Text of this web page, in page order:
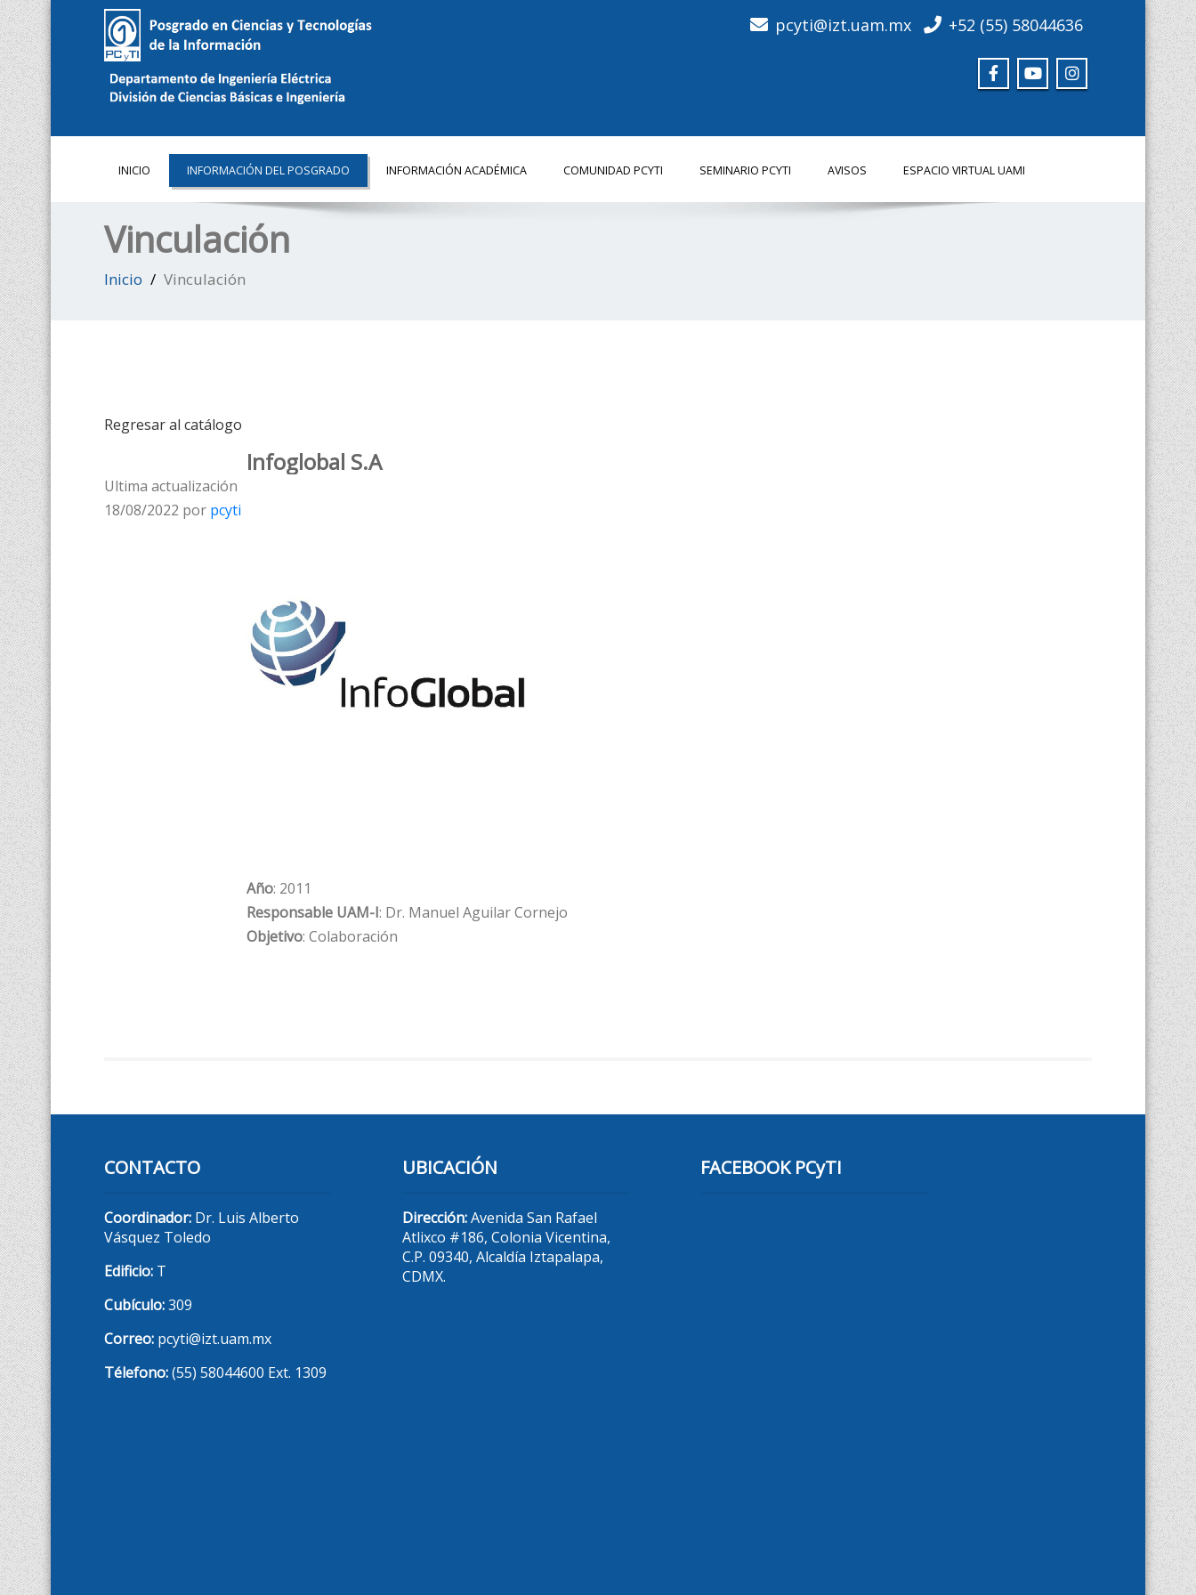
pcyti@izt.uam.mx +52 (55) 58044636
INICIO INFORMACIÓN DEL POSGRADO INFORMACIÓN ACADÉMICA COMUNIDAD PCYTI SEMINARIO PCYTI AVISOS ESPACIO VIRTUAL UAMI
Vinculación
Inicio Vinculación
Regresar al catálogo
Infoglobal S.A
Año: 2011
Responsable UAM-I: Dr. Manuel Aguilar Cornejo
Objetivo: Colaboración
Ultima actualización
18/08/2022 por pcyti
CONTACTO
Coordinador: Dr. Luis Alberto
Vásquez Toledo
Edificio: T
Cubículo:309
Correo: pcyti@izt.uam.mx
Télefono:(55) 58044600 Ext. 1309
UBICACIÓN
Dirección:Avenida San Rafael
Atlixco #186, Colonia Vicentina,
C.P. 09340, Alcaldía Iztapalapa,
CDMX.
FACEBOOK PCyTI